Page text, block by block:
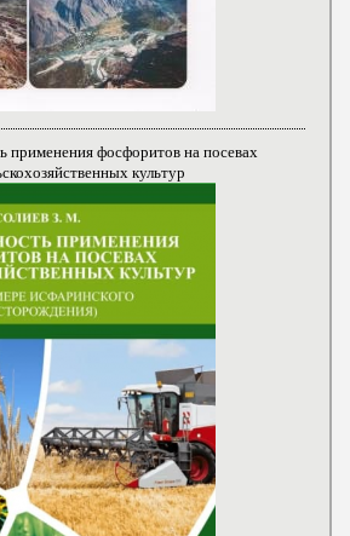
применения фосфоритов на посевах
культур